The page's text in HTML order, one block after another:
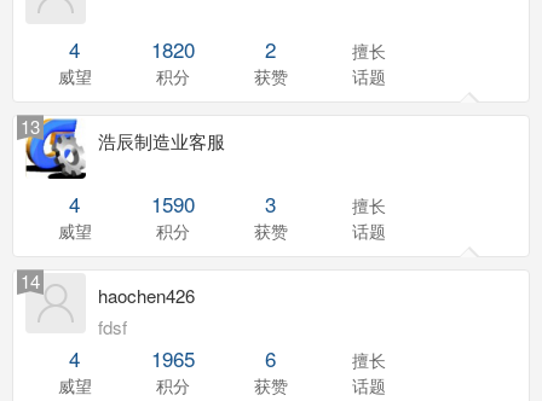
4
威望
1820
积分
2
获赞
擅长
话题
浩辰制造业客服
13
4
威望
1590
积分
3
获赞
擅长
话题
haochen426
fdsf
14
4
威望
1965
积分
6
获赞
擅长
话题